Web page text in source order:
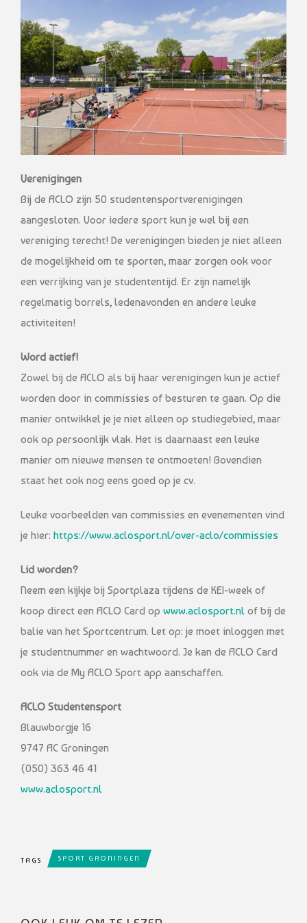
Verenigingen
Bij de ACLO zijn 50 studentensportverenigingen
aangesloten. Voor iedere sport kun je wel bij een
vereniging terecht! De verenigingen bieden je niet alleen
de mogelijkheid om te sporten, maar zorgen ook voor
een verrijking van je studententijd. Er zijn namelijk
regelmatig borrels, ledenavonden en andere leuke
activiteiten!
Word actief!
Zowel bij de ACLO als bij haar verenigingen kun je actief
worden door in commissies of besturen te gaan. Op die
manier ontwikkel je je niet alleen op studiegebied, maar
ook op persoonlijk vlak. Het is daarnaast een leuke
manier om nieuwe mensen te ontmoeten! Bovendien
staat het ook nog eens goed op je cv.
Leuke voorbeelden van commissies en evenementen vind
je hier: https://www.aclosport.nl/over-aclo/commissies
Lid worden?
Neem een kijkje bij Sportplaza tijdens de KEI-week of
koop direct een ACLO Card op www.aclosport.nl of bij de
balie van het Sportcentrum. Let op: je moet inloggen met
je studentnummer en wachtwoord. Je kan de ACLO Card
ook via de My ACLO Sport app aanschaffen.
ACLO Studentensport
Blauwborgje 16
9747 AC Groningen
(050) 363 46 41
www.aclosport.nl
TAGS SPORT GRONINGEN